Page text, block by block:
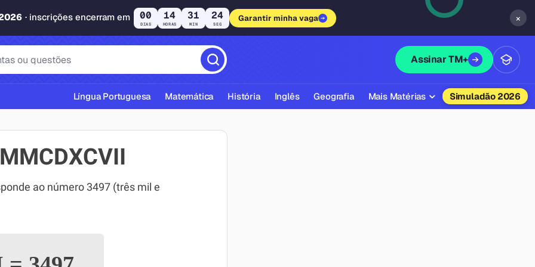
· inscrições encerram em 00
DIAS
14
HORAS
31
MIN
23
SEG
Garantir minha vaga ×
Assinar TM+
ABNT
Língua Portuguesa Matemática História Inglês Geografia Mais Matérias Simuladão 2026
ao número 3497 (três mil e